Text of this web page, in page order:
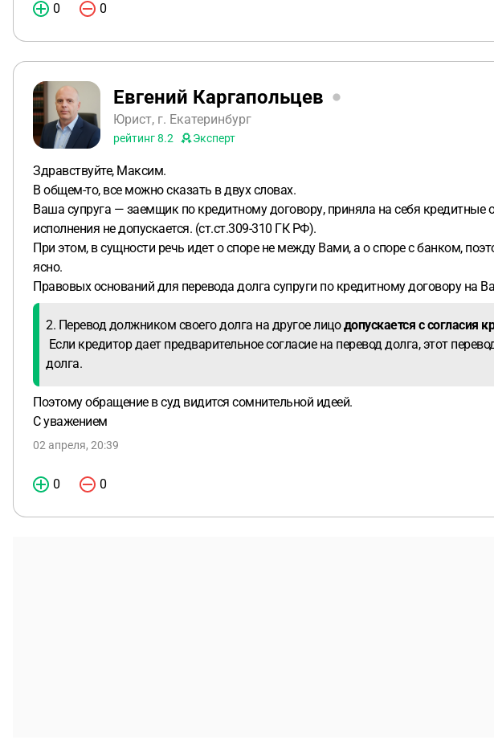
0 0
Евгений Каргапольцев
Юрист, г. Екатеринбург
рейтинг8.2 Эксперт
Здравствуйте, Максим.
В общем-то, все можно сказать в двух словах.
Ваша супруга — заемщик по кредитному договору, приняла на себя
исполнения не допускается. (ст.ст.309-310 ГК РФ).
При этом, в сущности речь идет о споре не между Вами, а о споре с банком,
ясно.
Правовых оснований для перевода долга супруги по кредитному договору на
2. Перевод должником своего долга на другое лицодопускается с согласия
Если кредитор дает предварительное согласие на перевод долга, этот
долга.
Поэтому обращение в суд видится сомнительной идеей.
С уважением
02 апреля, 20:39
0 0